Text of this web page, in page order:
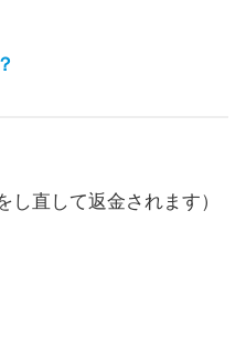
し直して返金されます）